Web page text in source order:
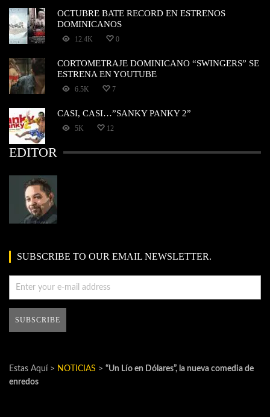
OCTUBRE BATE RECORD EN ESTRENOS
DOMINICANOS
12.4K 0
CORTOMETRAJE DOMINICANO “SWINGERS” SE
ESTRENA EN YOUTUBE
6.5K 7
CASI, CASI…”SANKY PANKY 2”
5K 12
EDITOR
SUBSCRIBE TO OUR EMAIL NEWSLETTER.
Estas Aquí > NOTICIAS > “Un Lío en Dólares”, la nueva comedia de
enredos